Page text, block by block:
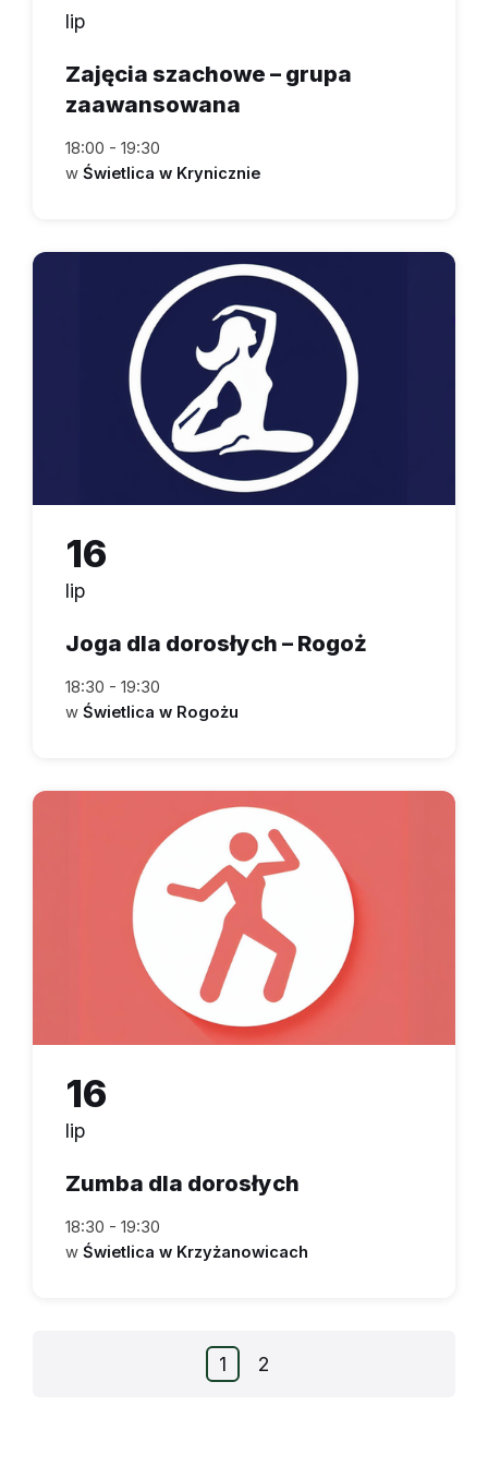
lip
Zajęcia szachowe – grupa
zaawansowana
18:00 - 19:30
w Świetlica w Krynicznie
16
lip
Joga dla dorosłych – Rogoż
18:30 - 19:30
w Świetlica w Rogożu
16
lip
Zumba dla dorosłych
18:30 - 19:30
w Świetlica w Krzyżanowicach
1 2